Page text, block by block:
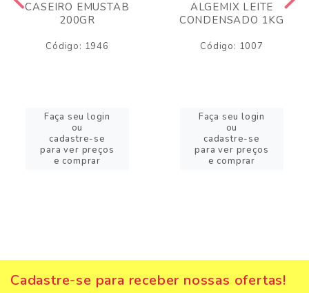
CASEIRO EMUSTAB
200GR
Código: 1946
Faça seu login
ou
cadastre-se
para ver preços
e comprar
ALGEMIX LEITE
CONDENSADO 1KG
Código: 1007
Faça seu login
ou
cadastre-se
para ver preços
e comprar
Cadastre-se para receber nossas ofertas!